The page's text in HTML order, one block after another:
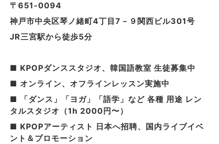
〒651-0094
神戸市中央区琴ノ緒町4丁目7－９関西ビル301号
JR三宮駅から徒歩5分
■ KPOPダンススタジオ、韓国語教室 生徒募集中
■ オンライン、オフラインレッスン実施中
■ 「ダンス」「ヨガ」「語学」など 各種 用途 レン
タルスタジオ（1h 2000円〜）
■ KPOPアーティスト 日本へ招聘、国内ライブイベ
ント＆プロモーション